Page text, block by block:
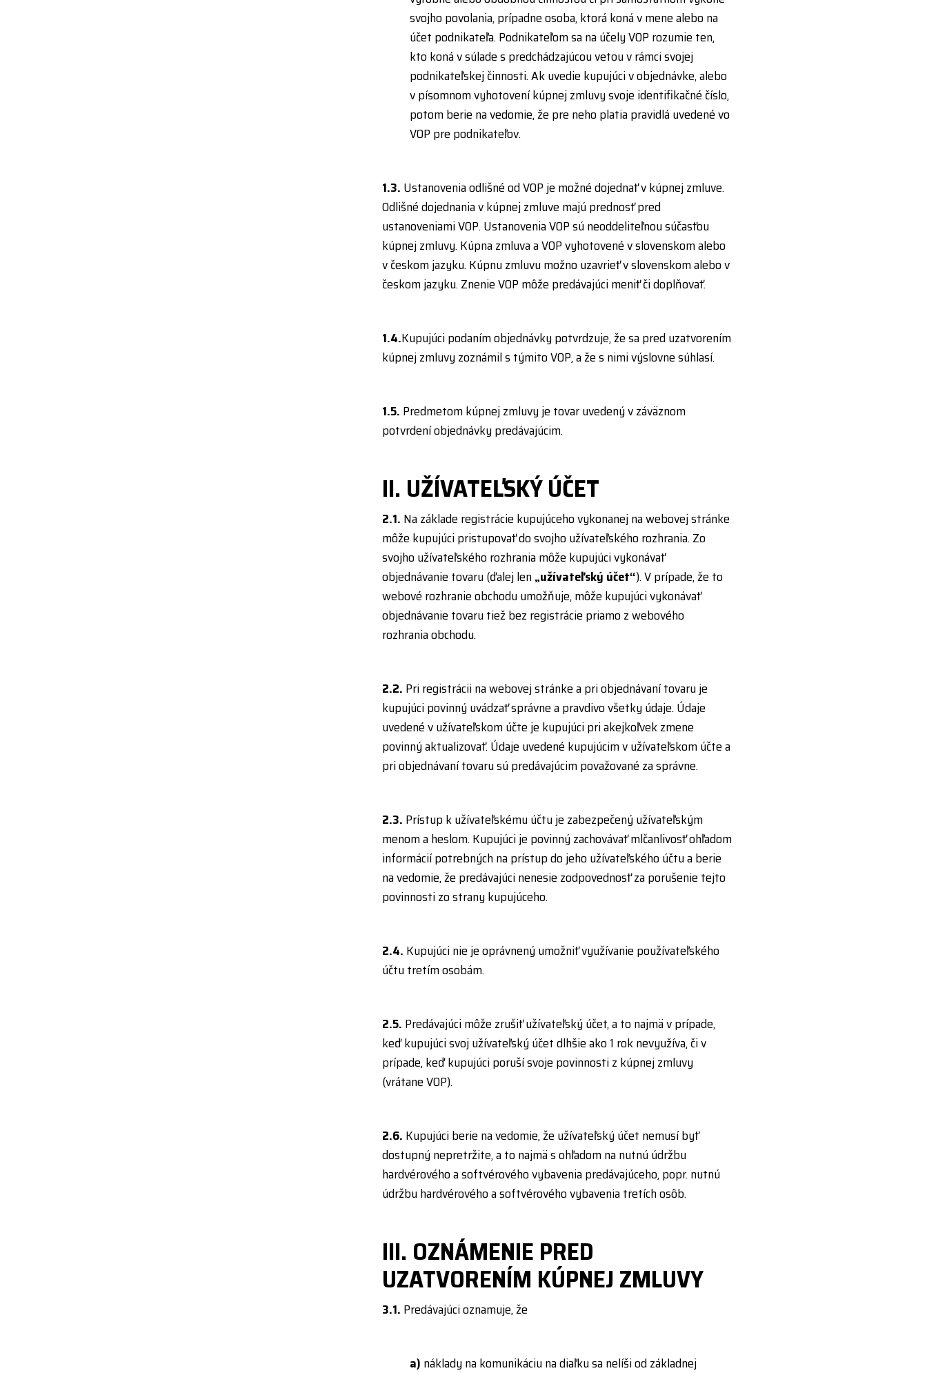
svojho povolania, prípadne osoba, ktorá koná v mene alebo na
účet podnikateľa. Podnikateľom sa na účely VOP rozumie ten,
kto koná v súlade s predchádzajúcou vetou v rámci svojej
podnikateľskej činnosti. Ak uvedie kupujúci v objednávke, alebo
v písomnom vyhotovení kúpnej zmluvy svoje identifikačné číslo,
potom berie na vedomie, že pre neho platia pravidlá uvedené vo
VOP pre podnikateľov.
1.3. Ustanovenia odlišné od VOP je možné dojednať v kúpnej zmluve.
Odlišné dojednania v kúpnej zmluve majú prednosť pred
ustanoveniami VOP. Ustanovenia VOP sú neoddeliteľnou súčasťou
kúpnej zmluvy. Kúpna zmluva a VOP vyhotovené v slovenskom alebo
v českom jazyku. Kúpnu zmluvu možno uzavrieť v slovenskom alebo v
českom jazyku. Znenie VOP môže predávajúci meniť či doplňovať.
1.4.Kupujúci podaním objednávky potvrdzuje, že sa pred uzatvorením
kúpnej zmluvy zoznámil s týmito VOP, a že s nimi výslovne súhlasí.
1.5. Predmetom kúpnej zmluvy je tovar uvedený v záväznom
potvrdení objednávky predávajúcim.
II. UŽÍVATEĽSKÝ ÚČET
2.1. Na základe registrácie kupujúceho vykonanej na webovej stránke
môže kupujúci pristupovať do svojho užívateľského rozhrania. Zo
svojho užívateľského rozhrania môže kupujúci vykonávať
objednávanie tovaru (ďalej len„užívateľský účet“). V prípade, že to
webové rozhranie obchodu umožňuje, môže kupujúci vykonávať
objednávanie tovaru tiež bez registrácie priamo z webového
rozhrania obchodu.
2.2. Pri registrácii na webovej stránke a pri objednávaní tovaru je
kupujúci povinný uvádzať správne a pravdivo všetky údaje. Údaje
uvedené v užívateľskom účte je kupujúci pri akejkoľvek zmene
povinný aktualizovať. Údaje uvedené kupujúcim v užívateľskom účte a
pri objednávaní tovaru sú predávajúcim považované za správne.
2.3. Prístup k užívateľskému účtu je zabezpečený užívateľským
menom a heslom. Kupujúci je povinný zachovávať mlčanlivosť ohľadom
informácií potrebných na prístup do jeho užívateľského účtu a berie
na vedomie, že predávajúci nenesie zodpovednosť za porušenie tejto
povinnosti zo strany kupujúceho.
2.4. Kupujúci nie je oprávnený umožniť využívanie používateľského
účtu tretím osobám.
2.5. Predávajúci môže zrušiť užívateľský účet, a to najmä v prípade,
keď kupujúci svoj užívateľský účet dlhšie ako 1 rok nevyužíva, či v
prípade, keď kupujúci poruší svoje povinnosti z kúpnej zmluvy
(vrátane VOP).
2.6. Kupujúci berie na vedomie, že užívateľský účet nemusí byť
dostupný nepretržite, a to najmä s ohľadom na nutnú údržbu
hardvérového a softvérového vybavenia predávajúceho, popr. nutnú
údržbu hardvérového a softvérového vybavenia tretích osôb.
III. OZNÁMENIE PRED
UZATVORENÍM KÚPNEJ ZMLUVY
3.1. Predávajúci oznamuje, že
a) náklady na komunikáciu na diaľku sa nelíši od základnej